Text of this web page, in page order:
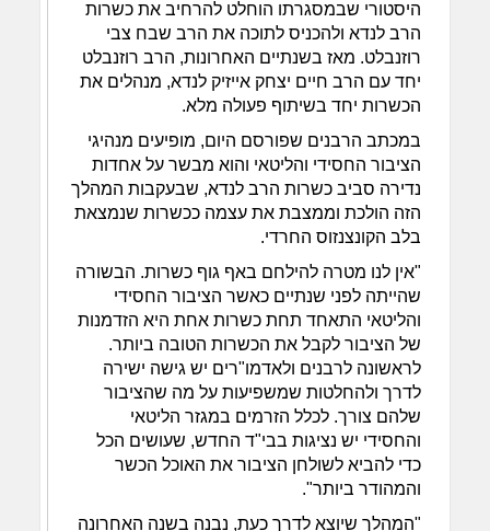
היסטורי שבמסגרתו הוחלט להרחיב את כשרות
הרב לנדא ולהכניס לתוכה את הרב שבח צבי
רוזנבלט. מאז בשנתיים האחרונות, הרב רוזנבלט
יחד עם הרב חיים יצחק אייזיק לנדא, מנהלים את
הכשרות יחד בשיתוף פעולה מלא.
במכתב הרבנים שפורסם היום, מופיעים מנהיגי
הציבור החסידי והליטאי והוא מבשר על אחדות
נדירה סביב כשרות הרב לנדא, שבעקבות המהלך
הזה הולכת וממצבת את עצמה ככשרות שנמצאת
בלב הקונצנזוס החרדי.
"אין לנו מטרה להילחם באף גוף כשרות. הבשורה
שהייתה לפני שנתיים כאשר הציבור החסידי
והליטאי התאחד תחת כשרות אחת היא הזדמנות
של הציבור לקבל את הכשרות הטובה ביותר.
לראשונה לרבנים ולאדמו"רים יש גישה ישירה
לדרך ולהחלטות שמשפיעות על מה שהציבור
שלהם צורך. לכלל הזרמים במגזר הליטאי
והחסידי יש נציגות בבי"ד החדש, שעושים הכל
כדי להביא לשולחן הציבור את האוכל הכשר
והמהודר ביותר".
"המהלך שיוצא לדרך כעת, נבנה בשנה האחרונה